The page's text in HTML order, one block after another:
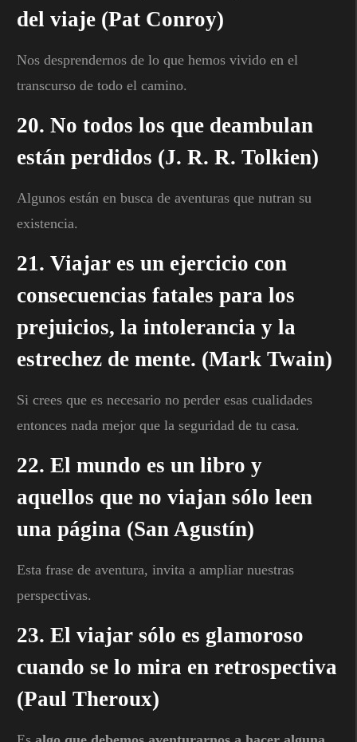
del viaje (Pat Conroy)
Nos desprendernos de lo que hemos vivido en el
transcurso de todo el camino.
20. No todos los que deambulan
están perdidos (J. R. R. Tolkien)
Algunos están en busca de aventuras que nutran su
existencia.
21. Viajar es un ejercicio con
consecuencias fatales para los
prejuicios, la intolerancia y la
estrechez de mente. (Mark Twain)
Si crees que es necesario no perder esas cualidades
entonces nada mejor que la seguridad de tu casa.
22. El mundo es un libro y
aquellos que no viajan sólo leen
una página (San Agustín)
Esta frase de aventura, invita a ampliar nuestras
perspectivas.
23. El viajar sólo es glamoroso
cuando se lo mira en retrospectiva
(Paul Theroux)